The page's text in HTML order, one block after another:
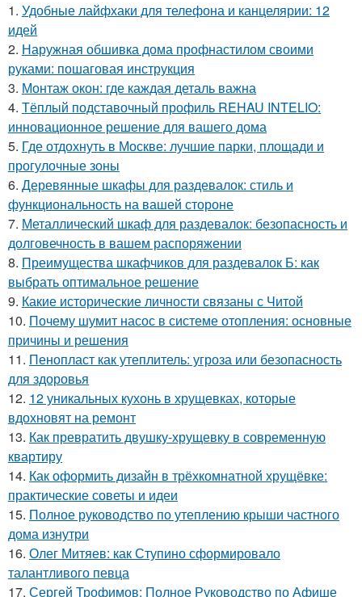
1. Удобные лайфхаки для телефона и канцелярии: 12
идей
2. Наружная обшивка дома профнастилом своими
руками: пошаговая инструкция
3. Монтаж окон: где каждая деталь важна
4. Тёплый подставочный профиль REHAU INTELIO:
инновационное решение для вашего дома
5. Где отдохнуть в Москве: лучшие парки, площади и
прогулочные зоны
6. Деревянные шкафы для раздевалок: стиль и
функциональность на вашей стороне
7. Металлический шкаф для раздевалок: безопасность и
долговечность в вашем распоряжении
8. Преимущества шкафчиков для раздевалок Б: как
выбрать оптимальное решение
9. Какие исторические личности связаны с Читой
10. Почему шумит насос в системе отопления: основные
причины и решения
11. Пенопласт как утеплитель: угроза или безопасность
для здоровья
12. 12 уникальных кухонь в хрущевках, которые
вдохновят на ремонт
13. Как превратить двушку-хрущевку в современную
квартиру
14. Как оформить дизайн в трёхкомнатной хрущёвке:
практические советы и идеи
15. Полное руководство по утеплению крыши частного
дома изнутри
16. Олег Митяев: как Ступино сформировало
талантливого певца
17. Сергей Трофимов: Полное Руководство по Афише